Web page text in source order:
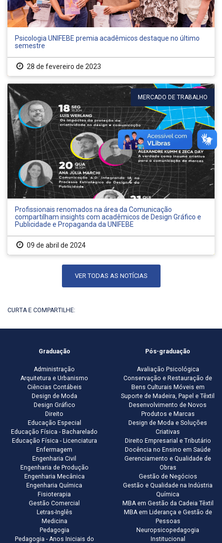
Psicologia UNIFEBE premia acadêmicos destaque no último
semestre
28 de fevereiro de 2023
MERCADO DE TRABALHO
Profissionais renomados na área da Comunicação
compartilham insights com acadêmicos de Design Gráfico e
Publicidade e Propaganda da UNIFEBE
09 de abril de 2024
VER TODAS AS NOTÍCIAS
CURTA E COMPARTILHE:
Graduação
Administração
Arquitetura e Urbanismo
Ciências Contábeis
Design de Moda
Design Gráfico
Direito
Educação Especial
Educação Física - Bacharelado
Educação Física - Licenciatura
Enfermagem
Engenharia Civil
Engenharia de Produção
Engenharia Mecânica
Engenharia Química
Fisioterapia
Gestão Comercial
Letras-Inglês
Medicina
Pedagogia
Pedagogia - Anos Iniciais do
Pós-graduação
Avaliação Psicológica
Conservação e Restauração de
Bens Culturais Móveis em
Suporte de Madeira, Papel e Têxtil
Desenvolvimento de Novos
Produtos e Marcas
Design de Moda e Soluções
Criativas
Direito Empresarial e Tributário
Docência no Ensino em Saúde
Gerenciamento e Qualidade de
Obras
Gestão de Negócios
Gestão e Qualidade na Indústria
Química
MBA em Gestão da Cadeia Têxtil
MBA em Liderança e Gestão de
Pessoas
Neuropsicopedagogia
Institucional